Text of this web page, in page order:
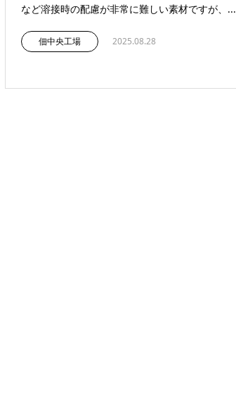
など溶接時の配慮が非常に難しい素材ですが、...
佃中央工場 2025.08.28